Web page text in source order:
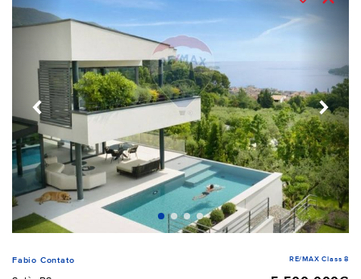
Fabio Contato RE/MAX Class 8